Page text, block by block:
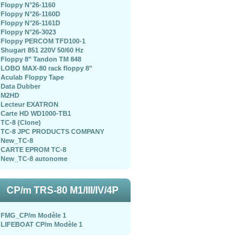
Floppy N°26-1160
Floppy N°26-1160D
Floppy N°26-1161D
Floppy N°26-3023
Floppy PERCOM TFD100-1
Shugart 851 220V 50/60 Hz
Floppy 8" Tandon TM 848
LOBO MAX-80 rack floppy 8"
Aculab Floppy Tape
Data Dubber
M2HD
Lecteur EXATRON
Carte HD WD1000-TB1
TC-8 (Clone)
TC-8 JPC PRODUCTS COMPANY
New_TC-8
CARTE EPROM TC-8
New_TC-8 autonome
CP/m TRS-80 M1/III/IV/4P
FMG_CP/m Modèle 1
LIFEBOAT CP/m Modèle 1